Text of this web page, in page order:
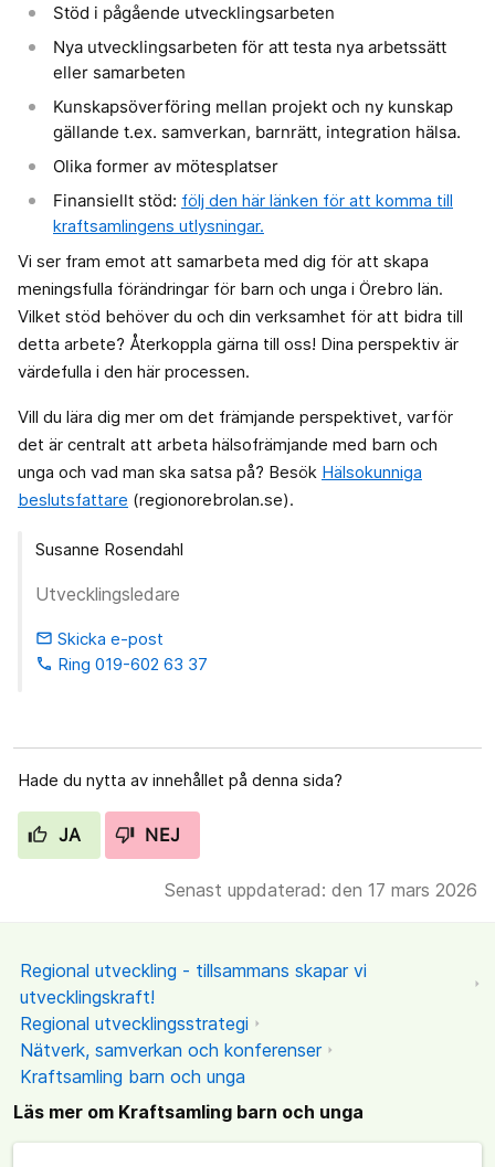
Stöd i pågående utvecklingsarbeten
Nya utvecklingsarbeten för att testa nya arbetssätt
eller samarbeten
Kunskapsöverföring mellan projekt och ny kunskap
gällande t.ex. samverkan, barnrätt, integration hälsa.
Olika former av mötesplatser
Finansiellt stöd: följ den här länken för att komma till
kraftsamlingens utlysningar.
Vi ser fram emot att samarbeta med dig för att skapa
meningsfulla förändringar för barn och unga i Örebro län.
Vilket stöd behöver du och din verksamhet för att bidra till
detta arbete? Återkoppla gärna till oss! Dina perspektiv är
värdefulla i den här processen.
Vill du lära dig mer om det främjande perspektivet, varför
det är centralt att arbeta hälsofrämjande med barn och
unga och vad man ska satsa på? Besök Hälsokunniga
beslutsfattare (regionorebrolan.se).
Susanne Rosendahl
Utvecklingsledare
email Skicka e-post
phone Ring 019-602 63 37
Hade du nytta av innehållet på denna sida?
JA NEJ
Senast uppdaterad: den 17 mars 2026
Regional utveckling - tillsammans skapar vi
utvecklingskraft!
Regional utvecklingsstrategi
Nätverk, samverkan och konferenser
Kraftsamling barn och unga
Läs mer om Kraftsamling barn och unga